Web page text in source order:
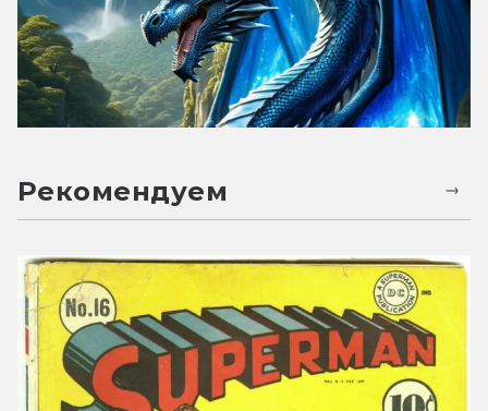
Рекомендуем